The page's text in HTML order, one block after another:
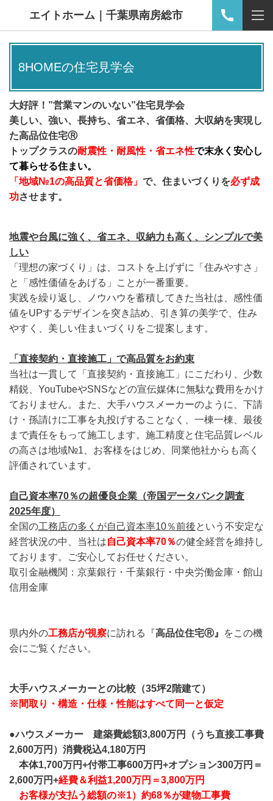
エイトホーム｜千葉県南房総市
8HOMEの住宅見学会
大好評！”営業マンのいない”住宅見学会
美しい、強い、長持ち、省エネ、省価格、大収納を実現し
た高品位住宅Ⓡ
トップクラスの耐震性・耐風性・省エネ性で末永く安心し
て暮らせる住まい。
「地域№1の高品質と省価格」 で、住まいづくりを必ず成
功させます。
地震や台風に強く、省エネ、収納力も高く、シンプルで美
しい
「理想の家づくり」は、コストを上げずに「住みやすさ」
と「感性価値をあげる」ことが一番重要。
実践を繰り返し、ノウハウを蓄積してきた当社は、感性価
値をUPするデザインを突き詰め、引き算の美学で、住み
やすく、美しい住まいづくりをご提案します。
「直接契約・直接施工」で高品質をお約束
当社は一貫して「直接契約・直接施工」にこだわり、少数
精鋭、YouTubeやSNSなどの宣伝媒体に無駄な費用をかけ
ておりません。また、大手ハウスメーカーのように、下請
け・孫請けに工事を丸投げすることなく、一棟一棟、最後
まで責任をもって施工します。施工精度と住宅品質レベル
の高さは地域№1、お客様をはじめ、同業他社からも高く
評価されています。
自己資本率70％の超優良企業（帝国データバンク調査
2025年度）
全国の工務店の多くが自己資本率10％前後という不安定な
経営状況の中、当社は自己資本率70％の健全経営を維持し
ております。ご安心してお任せください。
取引金融機関：京葉銀行・千葉銀行・中央労働金庫・館山
信用金庫
県内外の工務店が視察に訪れる『高品位住宅Ⓡ』
をこの機
会にご覧ください。
大手ハウスメーカーとの比較（35坪2階建て）
※間取り・構造・仕様・性能はすべて同一と仮定
●ハウスメーカー 建築費総額3,800万円（うち直接工事費
2,600万円）消費税込4,180万円
本体1,700万円+付帯工事600万円+オプション300万円＝
2,600万円+経費＆利益1,200万円＝3,800万円
お客様が支払う総額の※1）約68％が建物工事費